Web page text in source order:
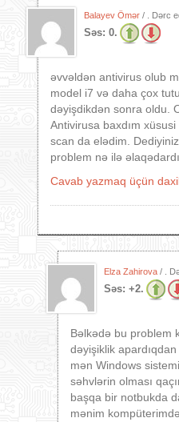
Balayev Ömər / . Dərc
Səs: 0.
əvvəldən antivirus olub
model i7 və daha çox
dəyişdikdən sonra oldu.
Antivirusa baxdım
scan da elədim.
problem nə ilə
Cavab yazmaq üçün
Elza Zahirova / .
Səs: +2.
Bəlkədə bu problem
dəyişiklik
mən Windows
səhvlərin olması
başqa bir notbukda
mənim